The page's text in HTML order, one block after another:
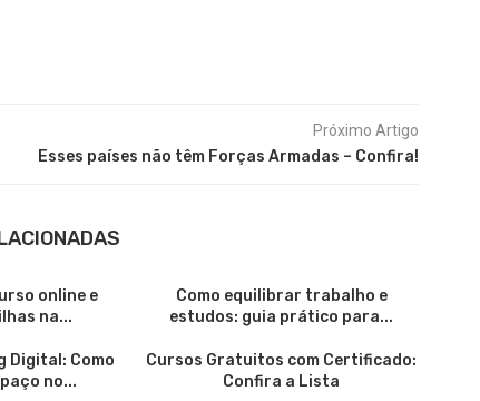
Próximo Artigo
Esses países não têm Forças Armadas – Confira!
online e
na...
Como equilibrar trabalho e
estudos: guia prático para...
Digital: Como
no...
Cursos Gratuitos com Certificado:
Confira a Lista